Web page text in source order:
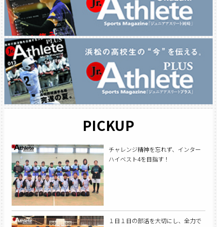
PICKUP
チャレンジ精神を忘れず、インター
ハイベスト4を目指す！
１日１日の部活を大切にし、全力で